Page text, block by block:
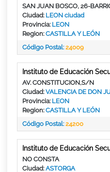
SAN JUAN BOSCO, 26-
Ciudad: LEON ciudad
Provincia: LEON
Region:CASTILLA Y LEÓN
Código Postal:24009
Instituto de Educación
AV. CONSTITUCION,S/N
Ciudad:VALENCIA DE DON
Provincia: LEON
Region:CASTILLA Y LEÓN
Código Postal:24200
Instituto de Educación
NO CONSTA
Ciudad:ASTORGA